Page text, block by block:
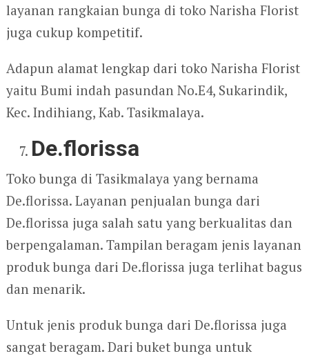
layanan rangkaian bunga di toko Narisha Florist
juga cukup kompetitif.
Adapun alamat lengkap dari toko Narisha Florist
yaitu Bumi indah pasundan No.E4, Sukarindik,
Kec. Indihiang, Kab. Tasikmalaya.
De.florissa
Toko bunga di Tasikmalaya yang bernama
De.florissa. Layanan penjualan bunga dari
De.florissa juga salah satu yang berkualitas dan
berpengalaman. Tampilan beragam jenis layanan
produk bunga dari De.florissa juga terlihat bagus
dan menarik.
Untuk jenis produk bunga dari De.florissa juga
sangat beragam. Dari buket bunga untuk